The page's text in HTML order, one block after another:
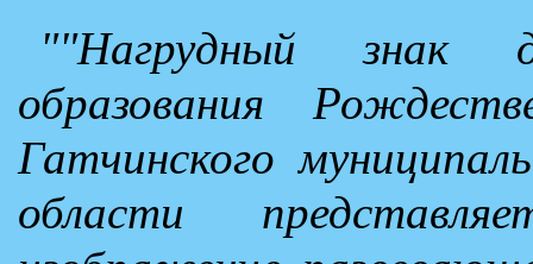
""Нагрудный знак
образования
Гатчинского
области